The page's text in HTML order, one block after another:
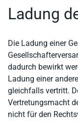
Ladung
Die Ladung einer
dadurch bewirkt
Ladung einer
gleichfalls vertritt.
Vertretungsmacht
nicht für den